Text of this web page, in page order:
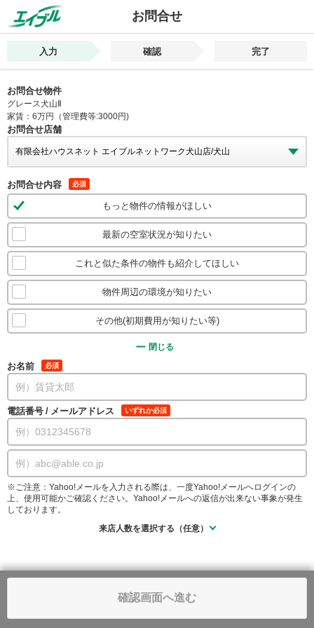
お問合せ
入力 確認 完了
お問合せ物件
グレース犬山Ⅱ
家賃：6万円（管理費等:3000円)
お問合せ店舗
お問合せ内容 必須
もっと物件の情報がほしい
最新の空室状況が知りたい
これと似た条件の物件も紹介してほしい
物件周辺の環境が知りたい
その他(初期費用が知りたい等)
閉じる
お名前 必須
電話番号 / メールアドレス いずれか必須
※ご注意：Yahoo!メールを入力される際は、一度Yahoo!メールへログインの
上、使用可能かご確認ください。Yahoo!メールへの返信が出来ない事象が発生
しております。
来店人数を選択する（任意）
確認画面へ進む